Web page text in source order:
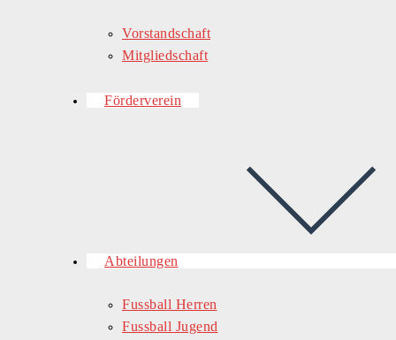
Vorstandschaft
Mitgliedschaft
Förderverein
Abteilungen
Fussball Herren
Fussball Jugend